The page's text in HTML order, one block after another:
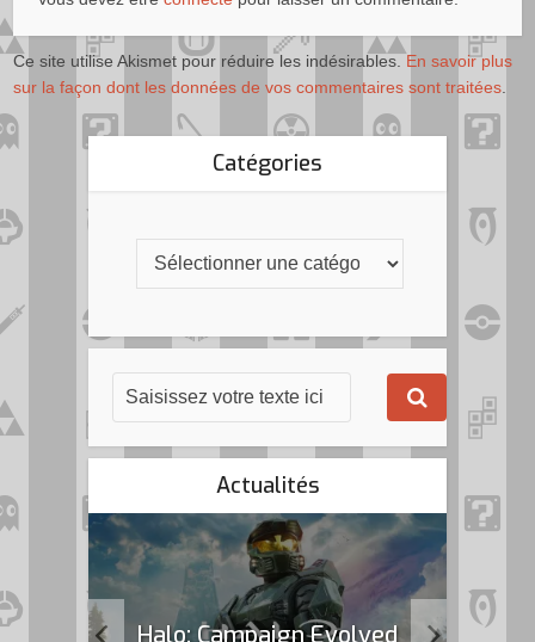
Ce site utilise Akismet pour réduire les indésirables. En savoir plus
sur la façon dont les données de vos commentaires sont traitées
Catégories
Actualités
Halo: Campaign Evolved